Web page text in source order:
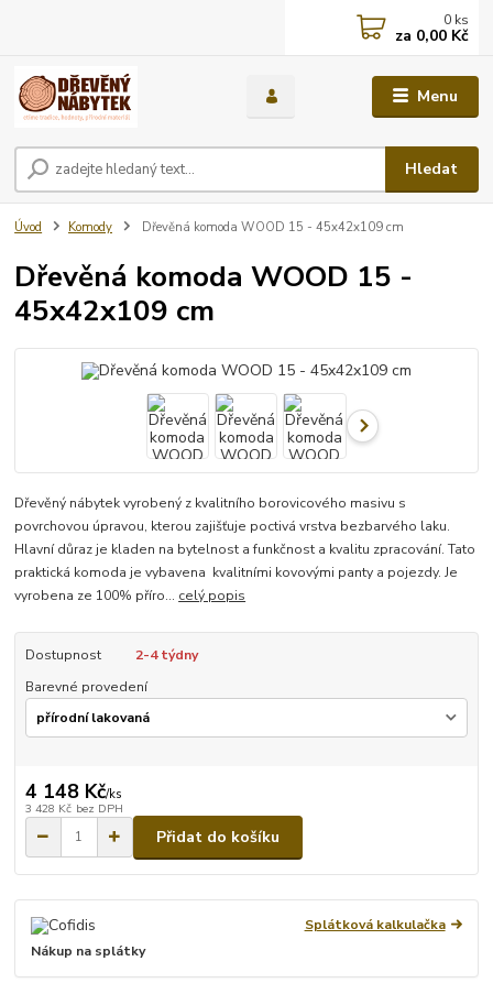
Menu
Hledat
0 ks
za 0,00 Kč
Úvod Komody Dřevěná komoda WOOD 15 - 45x42x109 cm
Dřevěná komoda WOOD 15 -
45x42x109 cm
Dřevěný nábytek vyrobený z kvalitního borovicového masivu s
povrchovou úpravou, kterou zajišťuje poctivá vrstva bezbarvého laku.
Hlavní důraz je kladen na bytelnost a funkčnost a kvalitu zpracování. Tato
praktická komoda je vybavena kvalitními kovovými panty a pojezdy. Je
vyrobena ze 100% příro... celý popis
Dostupnost
2-4 týdny
Barevné provedení
4 148 Kč/ks
3 428 Kč bez DPH
Přidat do košíku
Splátková kalkulačka
Nákup na splátky